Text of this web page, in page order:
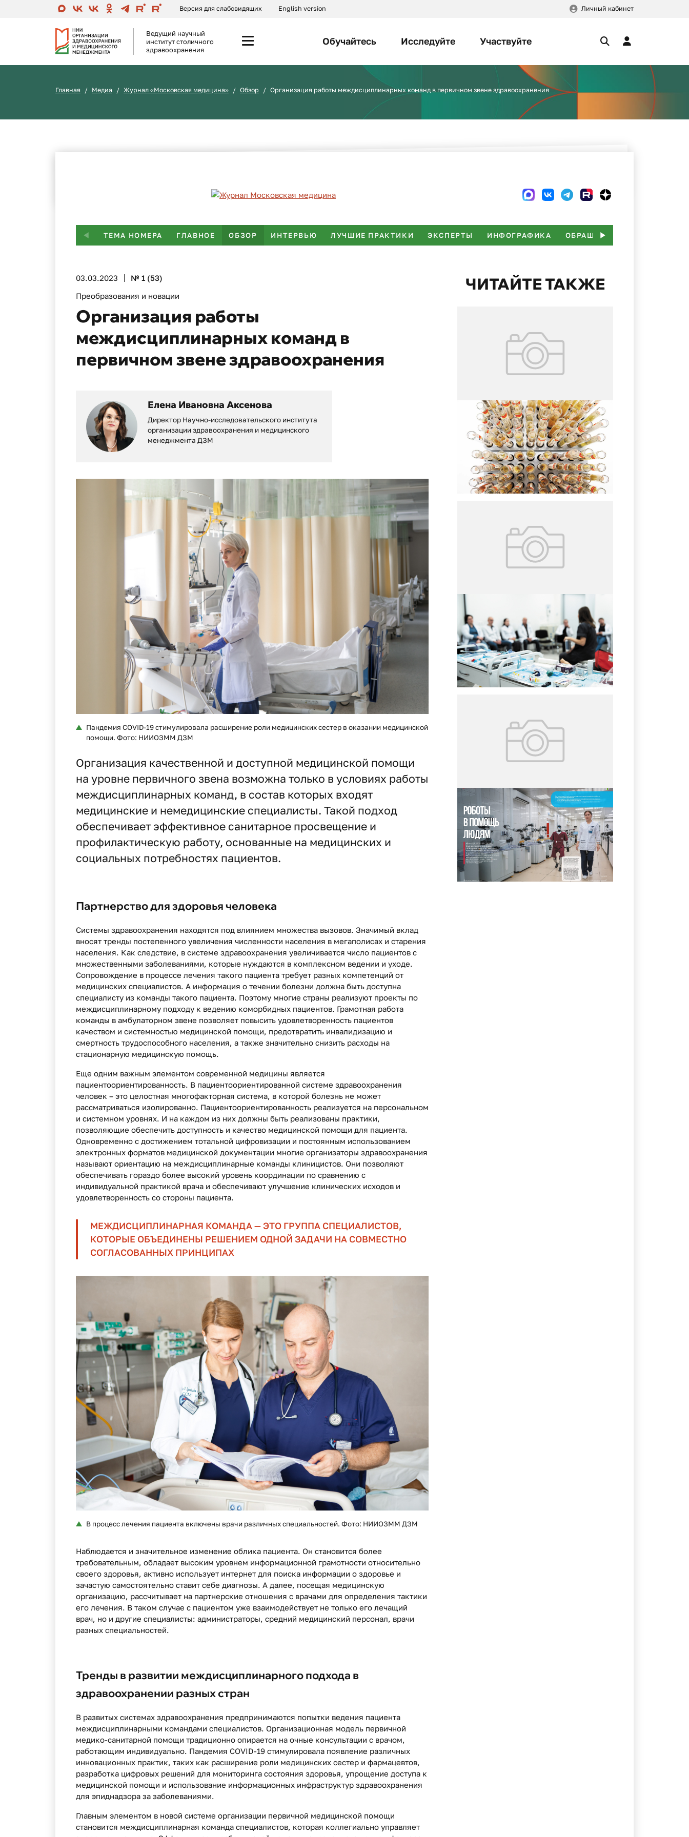
Версия для слабовидящих English version Личный кабинет
Ведущий научный
институт столичного
здравоохранения
Обучайтесь Исследуйте Участвуйте
Главная Медиа Журнал «Московская медицина» Обзор Организация работы междисциплинарных команд в первичном звене здравоохранения
ТЕМА НОМЕРА ГЛАВНОЕ ОБЗОР ИНТЕРВЬЮ ЛУЧШИЕ ПРАКТИКИ ЭКСПЕРТЫ ИНФОГРАФИКА ОБРАЩЕНИЕ
03.03.2023
№ 1 (53)
Преобразования и новации
Организация работы
междисциплинарных команд в
первичном звене здравоохранения
Елена Ивановна Аксенова
Директор Научно-исследовательского института
организации здравоохранения и медицинского
менеджмента ДЗМ
Пандемия COVID-19 стимулировала расширение роли медицинских сестер в оказании медицинской
помощи. Фото: НИИОЗММ ДЗМ
Организация качественной и доступной медицинской помощи
на уровне первичного звена возможна только в условиях работы
междисциплинарных команд, в состав которых входят
медицинские и немедицинские специалисты. Такой подход
обеспечивает эффективное санитарное просвещение и
профилактическую работу, основанные на медицинских и
социальных потребностях пациентов.
Партнерство для здоровья человека
Системы здравоохранения находятся под влиянием множества вызовов. Значимый вклад
вносят тренды постепенного увеличения численности населения в мегаполисах и старения
населения. Как следствие, в системе здравоохранения увеличивается число пациентов с
множественными заболеваниями, которые нуждаются в комплексном ведении и уходе.
Сопровождение в процессе лечения такого пациента требует разных компетенций от
медицинских специалистов. А информация о течении болезни должна быть доступна
специалисту из команды такого пациента. Поэтому многие страны реализуют проекты по
междисциплинарному подходу к ведению коморбидных пациентов. Грамотная работа
команды в амбулаторном звене позволяет повысить удовлетворенность пациентов
качеством и системностью медицинской помощи, предотвратить инвалидизацию и
смертность трудоспособного населения, а также значительно снизить расходы на
стационарную медицинскую помощь.
Еще одним важным элементом современной медицины является
пациентоориентированность. В пациентоориентированной системе здравоохранения
человек – это целостная многофакторная система, в которой болезнь не может
рассматриваться изолированно. Пациентоориентированность реализуется на персональном
и системном уровнях. И на каждом из них должны быть реализованы практики,
позволяющие обеспечить доступность и качество медицинской помощи для пациента.
Одновременно с достижением тотальной цифровизации и постоянным использованием
электронных форматов медицинской документации многие организаторы здравоохранения
называют ориентацию на междисциплинарные команды клиницистов. Они позволяют
обеспечивать гораздо более высокий уровень координации по сравнению с
индивидуальной практикой врача и обеспечивают улучшение клинических исходов и
удовлетворенность со стороны пациента.
МЕЖДИСЦИПЛИНАРНАЯ КОМАНДА — ЭТО ГРУППА СПЕЦИАЛИСТОВ,
КОТОРЫЕ ОБЪЕДИНЕНЫ РЕШЕНИЕМ ОДНОЙ ЗАДАЧИ НА СОВМЕСТНО
СОГЛАСОВАННЫХ ПРИНЦИПАХ
В процесс лечения пациента включены врачи различных специальностей. Фото: НИИОЗММ ДЗМ
Наблюдается и значительное изменение облика пациента. Он становится более
требовательным, обладает высоким уровнем информационной грамотности относительно
своего здоровья, активно использует интернет для поиска информации о здоровье и
зачастую самостоятельно ставит себе диагнозы. А далее, посещая медицинскую
организацию, рассчитывает на партнерские отношения с врачами для определения тактики
его лечения. В таком случае с пациентом уже взаимодействует не только его лечащий
врач, но и другие специалисты: администраторы, средний медицинский персонал, врачи
разных специальностей.
Тренды в развитии междисциплинарного подхода в
здравоохранении разных стран
В развитых системах здравоохранения предпринимаются попытки ведения пациента
междисциплинарными командами специалистов. Организационная модель первичной
медико-санитарной помощи традиционно опирается на очные консультации с врачом,
работающим индивидуально. Пандемия COVID-19 стимулировала появление различных
инновационных практик, таких как расширение роли медицинских сестер и фармацевтов,
разработка цифровых решений для мониторинга состояния здоровья, упрощение доступа к
медицинской помощи и использование информационных инфраструктур здравоохранения
для эпиднадзора за заболеваниями.
Главным элементом в новой системе организации первичной медицинской помощи
становится междисциплинарная команда специалистов, которая коллегиально управляет
ЧИТАЙТЕ ТАКЖЕ
16.07.2026 № 3 (73)
Клинико-диагностическая
лаборатория в структуре
многопрофильного
городского стационара
16.07.2026
Формирование кадрового
потенциала лабораторных
специалистов для
стационаров Москвы
16.07.2026 № 3 (73)
Роботы в помощь людям